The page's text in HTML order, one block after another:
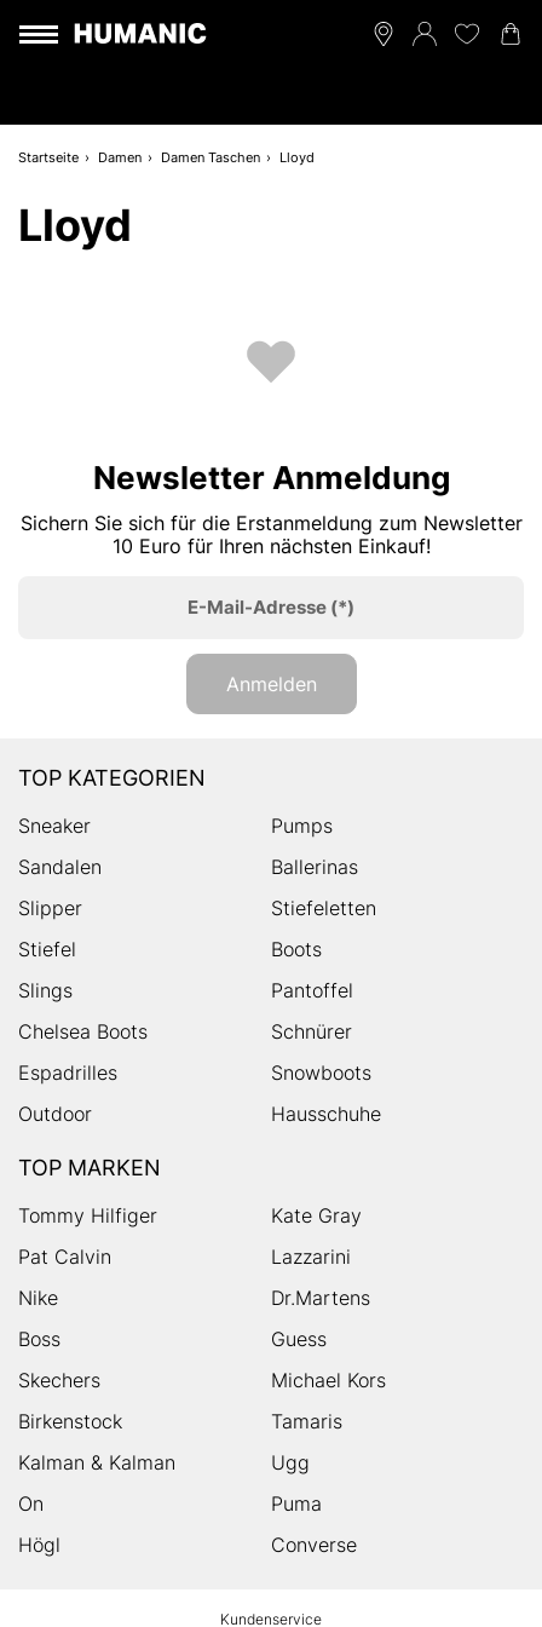
Startseite Damen Damen Taschen Lloyd
Lloyd
Newsletter Anmeldung
Sichern Sie sich für die Erstanmeldung zum Newsletter
10 Euro für Ihren nächsten Einkauf!
E-Mail-Adresse (*)
Anmelden
TOP KATEGORIEN
Sneaker
Pumps
Sandalen
Ballerinas
Slipper
Stiefeletten
Stiefel
Boots
Slings
Pantoffel
Chelsea Boots
Schnürer
Espadrilles
Snowboots
Outdoor
Hausschuhe
TOP MARKEN
Tommy Hilfiger
Kate Gray
Pat Calvin
Lazzarini
Nike
Dr.Martens
Boss
Guess
Skechers
Michael Kors
Birkenstock
Tamaris
Kalman & Kalman
Ugg
On
Puma
Högl
Converse
Kundenservice